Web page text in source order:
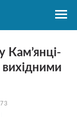
Кам’янці-